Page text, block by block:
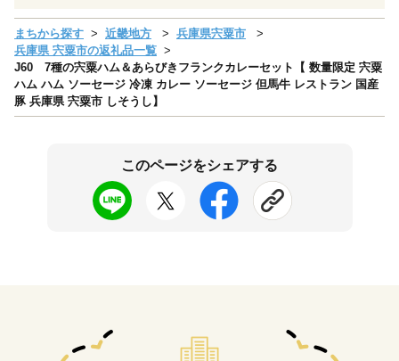
まちから探す 近畿地方
兵庫県宍粟市
兵庫県 宍粟市の返礼品一覧
J60 7種の宍粟ハム＆あらびきフランクカレーセット【 数量限定 宍粟
ハム ハム ソーセージ 冷凍 カレー ソーセージ 但馬牛 レストラン 国産
豚 兵庫県 宍粟市 しそうし】
このページをシェアする